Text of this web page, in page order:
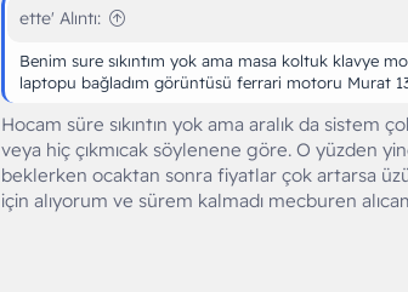
r
ette' Alıntı:
Benim sure sıkıntım yok ama masa koltuk klavye
laptopu bağladım görüntüsü ferrari motoru Murat
Hocam süre sıkıntın yok ama aralık da sistem
veya hiç çıkmıcak söylenene göre. O yüzden
beklerken ocaktan sonra fiyatlar çok artarsa
için alıyorum ve sürem kalmadı mecburen